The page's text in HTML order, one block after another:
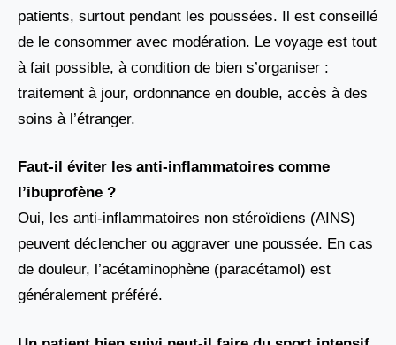
patients, surtout pendant les poussées. Il est conseillé
de le consommer avec modération. Le voyage est tout
à fait possible, à condition de bien s’organiser :
traitement à jour, ordonnance en double, accès à des
soins à l’étranger.
Faut-il éviter les anti-inflammatoires comme
l’ibuprofène ?
Oui, les anti-inflammatoires non stéroïdiens (AINS)
peuvent déclencher ou aggraver une poussée. En cas
de douleur, l’acétaminophène (paracétamol) est
généralement préféré.